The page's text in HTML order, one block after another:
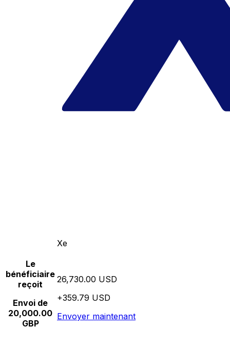
Xe
Le
bénéficiaire
reçoit
Envoi de
20,000.00
GBP
26,730.00 USD
+359.79 USD
Envoyer maintenant